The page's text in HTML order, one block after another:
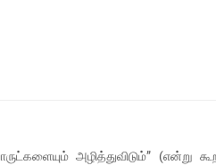
அழித்துவிடும்” (என்று